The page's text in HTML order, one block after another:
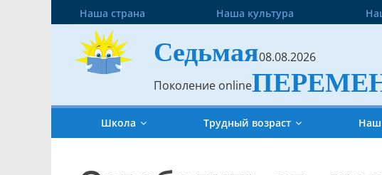
Наша страна Наша культура
Седьмая08.08.2026
Поколение online
Школа Трудный возраст Наш